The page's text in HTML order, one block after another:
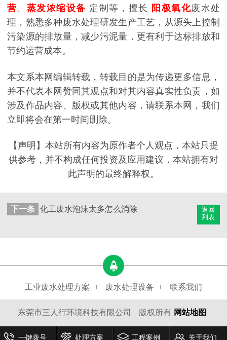
营、 蒸发浓缩设备 定制等，擅长 阳极氧化废水处
理，熟悉多种废水处理研发生产工艺，从源头上控制
污染源的排放量，减少污泥量，更有利于达标排放和
节约运营成本。
本文系本网编辑转载，转载目的是为传递更多信息，
并不代表本网赞同其观点和对其内容真实性负责，如
涉及作品内容、版权或其他内容，请联系本网，我们
立即将会在第一时间删除。
【声明】本站所有内容为原作者个人观点，本站只提
供参考，并不构成任何投资及应用建议，本站拥有对
此声明的最终解释权。
返回
列表
下一条 化工废水泡沫太多怎么消除
工业废水处理方案 废水处理设备 联系我们
东莞市三人行环境科技有限公司 版权所有 网站地图
一键拨号 处理方案 工程案例 关于我们